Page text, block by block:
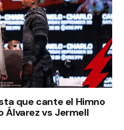
que cante el Himno
Álvarez vs Jermell